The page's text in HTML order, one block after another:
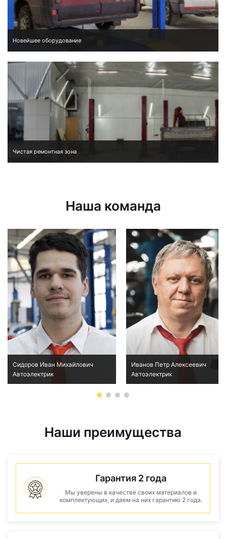
Новейшее оборудование
Чистая ремонтная зона
Наша команда
Сидоров Иван Михайлович
Автоэлектрик
Иванов Петр Алексеевич
Автоэлектрик
Наши преимущества
Гарантия 2 года
Мы уверены в качестве своих материалов и
комплектующих, и даем на них гарантию 2 года.